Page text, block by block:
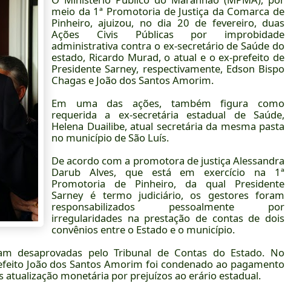
meio da 1ª Promotoria de Justiça da Comarca de
Pinheiro, ajuizou, no dia 20 de fevereiro, duas
Ações Civis Públicas por improbidade
administrativa contra o ex-secretário de Saúde do
estado, Ricardo Murad, o atual e o ex-prefeito de
Presidente Sarney, respectivamente, Edson Bispo
Chagas e João dos Santos Amorim.
Em uma das ações, também figura como
requerida a ex-secretária estadual de Saúde,
Helena Duailibe, atual secretária da mesma pasta
no município de São Luís.
De acordo com a promotora de justiça Alessandra
Darub Alves, que está em exercício na 1ª
Promotoria de Pinheiro, da qual Presidente
Sarney é termo judiciário, os gestores foram
responsabilizados pessoalmente por
irregularidades na prestação de contas de dois
convênios entre o Estado e o município.
desaprovadas pelo Tribunal de Contas do Estado. No
João dos Santos Amorim foi condenado ao pagamento
atualização monetária por prejuízos ao erário estadual.